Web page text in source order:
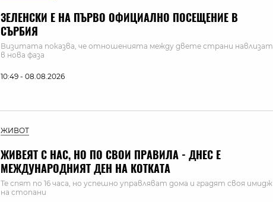
ЗЕЛЕНСКИ Е НА ПЪРВО ОФИЦИАЛНО ПОСЕЩЕНИЕ В
СЪРБИЯ
Визитата показва, че отношенията между двете страни навлизат
в нова фаза
10:49 - 08.08.2026
ЖИВОТ
ЖИВЕЯТ С НАС, НО ПО СВОИ ПРАВИЛА - ДНЕС Е
МЕЖДУНАРОДНИЯТ ДЕН НА КОТКАТА
Те спят по 16 часа, но успешно управляват дома и градят своя имидж
на стопани